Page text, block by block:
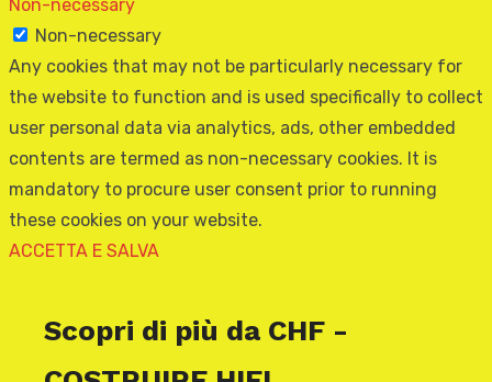
Non-necessary
Non-necessary
Any cookies that may not be particularly necessary for
the website to function and is used specifically to collect
user personal data via analytics, ads, other embedded
contents are termed as non-necessary cookies. It is
mandatory to procure user consent prior to running
these cookies on your website.
ACCETTA E SALVA
Scopri di più da CHF -